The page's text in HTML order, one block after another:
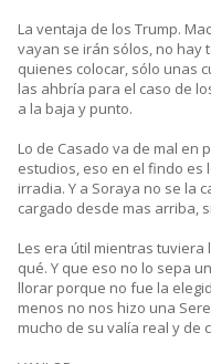
La ventaja de los Trump.
vayan se irán sólos, no hay
quienes colocar, sólo unas
las ahbría para el caso de
a la baja y punto.
Lo de Casado va de mal en
estudios, eso en el findo es
irradia. Y a Soraya no se la
cargado desde mas arriba,
Les era útil mientras tuviera
qué. Y que eso no lo sepa
llorar porque no fue la
menos no nos hizo una
mucho de su valía real y de